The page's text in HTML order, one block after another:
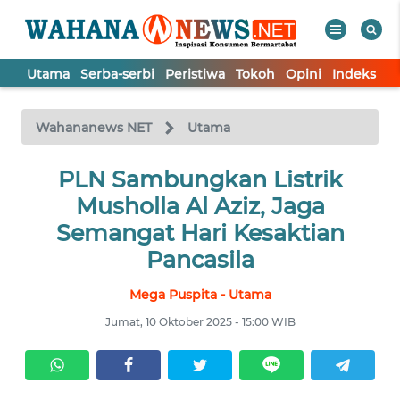
Utama Serba-serbi Peristiwa Tokoh Opini Indeks
Wahananews NET Utama
PLN Sambungkan Listrik
Musholla Al Aziz, Jaga
Semangat Hari Kesaktian
Pancasila
Mega Puspita - Utama
Jumat, 10 Oktober 2025 - 15:00 WIB
TV
Tutup
UTAMA
SERBA-
SERBI
TOKOH